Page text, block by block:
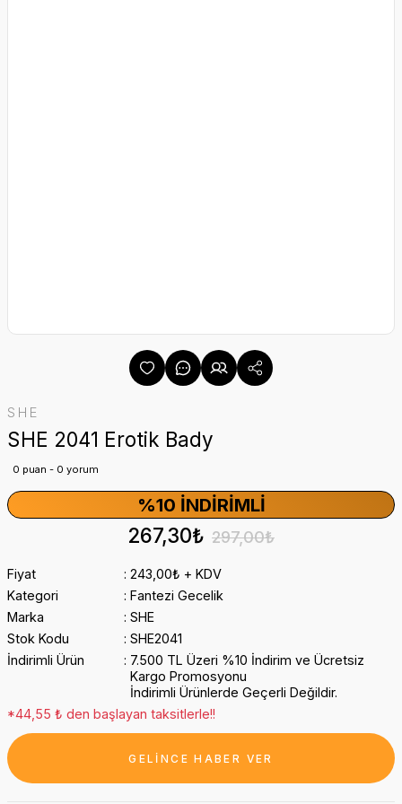
SHE
SHE 2041 Erotik Bady
0 puan - 0 yorum
%10 İNDIRIMLI
267,30₺ 297,00₺
Fiyat
243,00₺ + KDV
Kategori
Fantezi Gecelik
Marka
SHE
Stok Kodu
SHE2041
İndirimli Ürün
7.500 TL Üzeri %10 İndirim ve Ücretsiz
Kargo Promosyonu
İndirimli Ürünlerde Geçerli Değildir.
*44,55 ₺ den başlayan taksitlerle!!
GELİNCE HABER VER